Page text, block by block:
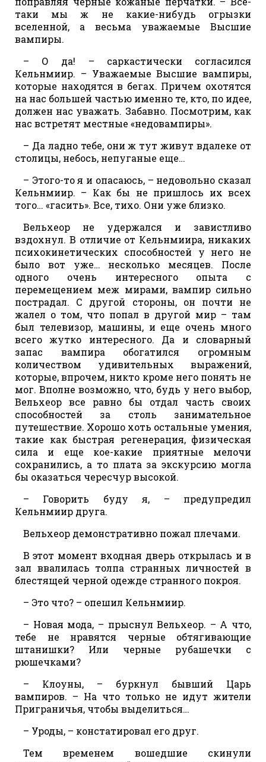
таки мы ж не какие-нибудь огрызки
вселенной, а весьма уважаемые Высшие
вампиры.
– О да! – саркастически согласился
Кельнмиир. – Уважаемые Высшие вампиры,
которые находятся в бегах. Причем охотятся
на нас большей частью именно те, кто, по идее,
должен нас уважать. Забавно. Посмотрим, как
нас встретят местные «недовампиры».
– Да ладно тебе, они ж тут живут вдалеке от
столицы, небось, непуганые еще…
– Этого-то я и опасаюсь, – недовольно сказал
Кельнмиир. – Как бы не пришлось их всех
того… «гасить». Все, тихо. Они уже близко.
Вельхеор не удержался и завистливо
вздохнул. В отличие от Кельнмиира, никаких
психокинетических способностей у него не
было вот уже… несколько месяцев. После
одного очень интересного опыта с
перемещением меж мирами, вампир сильно
пострадал. С другой стороны, он почти не
жалел о том, что попал в другой мир – там
был телевизор, машины, и еще очень много
всего жутко интересного. Да и словарный
запас вампира обогатился огромным
количеством удивительных выражений,
которые, впрочем, никто кроме него понять не
мог. Вполне возможно, что, будь у него выбор,
Вельхеор все равно бы отдал часть своих
способностей за столь занимательное
путешествие. Хорошо хоть остальные умения,
такие как быстрая регенерация, физическая
сила и еще кое-какие приятные мелочи
сохранились, а то плата за экскурсию могла
бы оказаться чересчур высокой.
– Говорить буду я, – предупредил
Кельнмиир друга.
Вельхеор демонстративно пожал плечами.
В этот момент входная дверь открылась и в
зал ввалилась толпа странных личностей в
блестящей черной одежде странного покроя.
– Это что? – опешил Кельнмиир.
– Новая мода, – прыснул Вельхеор. – А что,
тебе не нравятся черные обтягивающие
штанишки? Или черные рубашечки с
рюшечками?
– Клоуны, – буркнул бывший Царь
вампиров. – На что только не идут жители
Приграничья, чтобы выделиться…
– Уроды, – констатировал его друг.
Тем временем вошедшие скинули